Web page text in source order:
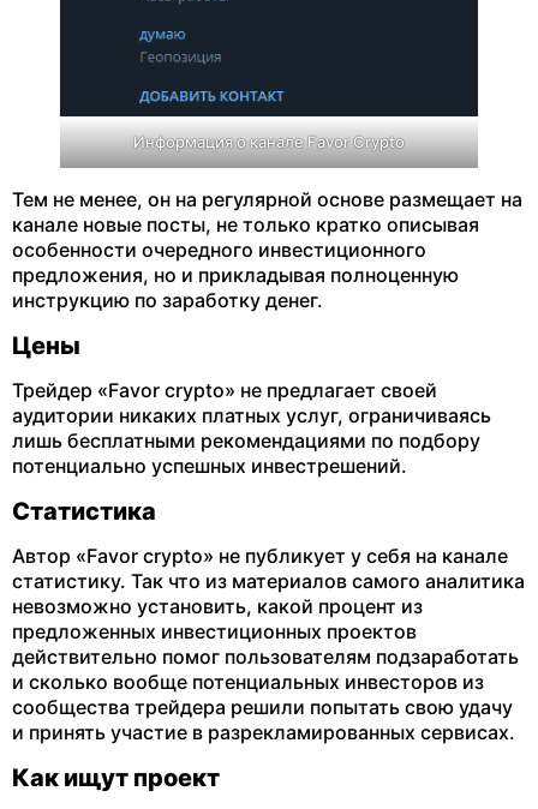
Информация о канале Favor Crypto
Тем не менее, он на регулярной основе размещает на
канале новые посты, не только кратко описывая
особенности очередного инвестиционного
предложения, но и прикладывая полноценную
инструкцию по заработку денег.
Цены
Трейдер «Favor crypto» не предлагает своей
аудитории никаких платных услуг, ограничиваясь
лишь бесплатными рекомендациями по подбору
потенциально успешных инвестрешений.
Статистика
Автор «Favor crypto» не публикует у себя на канале
статистику. Так что из материалов самого аналитика
невозможно установить, какой процент из
предложенных инвестиционных проектов
действительно помог пользователям подзаработать
и сколько вообще потенциальных инвесторов из
сообщества трейдера решили попытать свою удачу
и принять участие в разрекламированных сервисах.
Как ищут проект